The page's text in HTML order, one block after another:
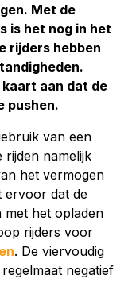
Met de
is het nog in het
rijders hebben
kaart aan dat de
pushen.
van een
namelijk
het vermogen
ervoor dat de
het opladen
rijders voor
. De viervoudig
negatief